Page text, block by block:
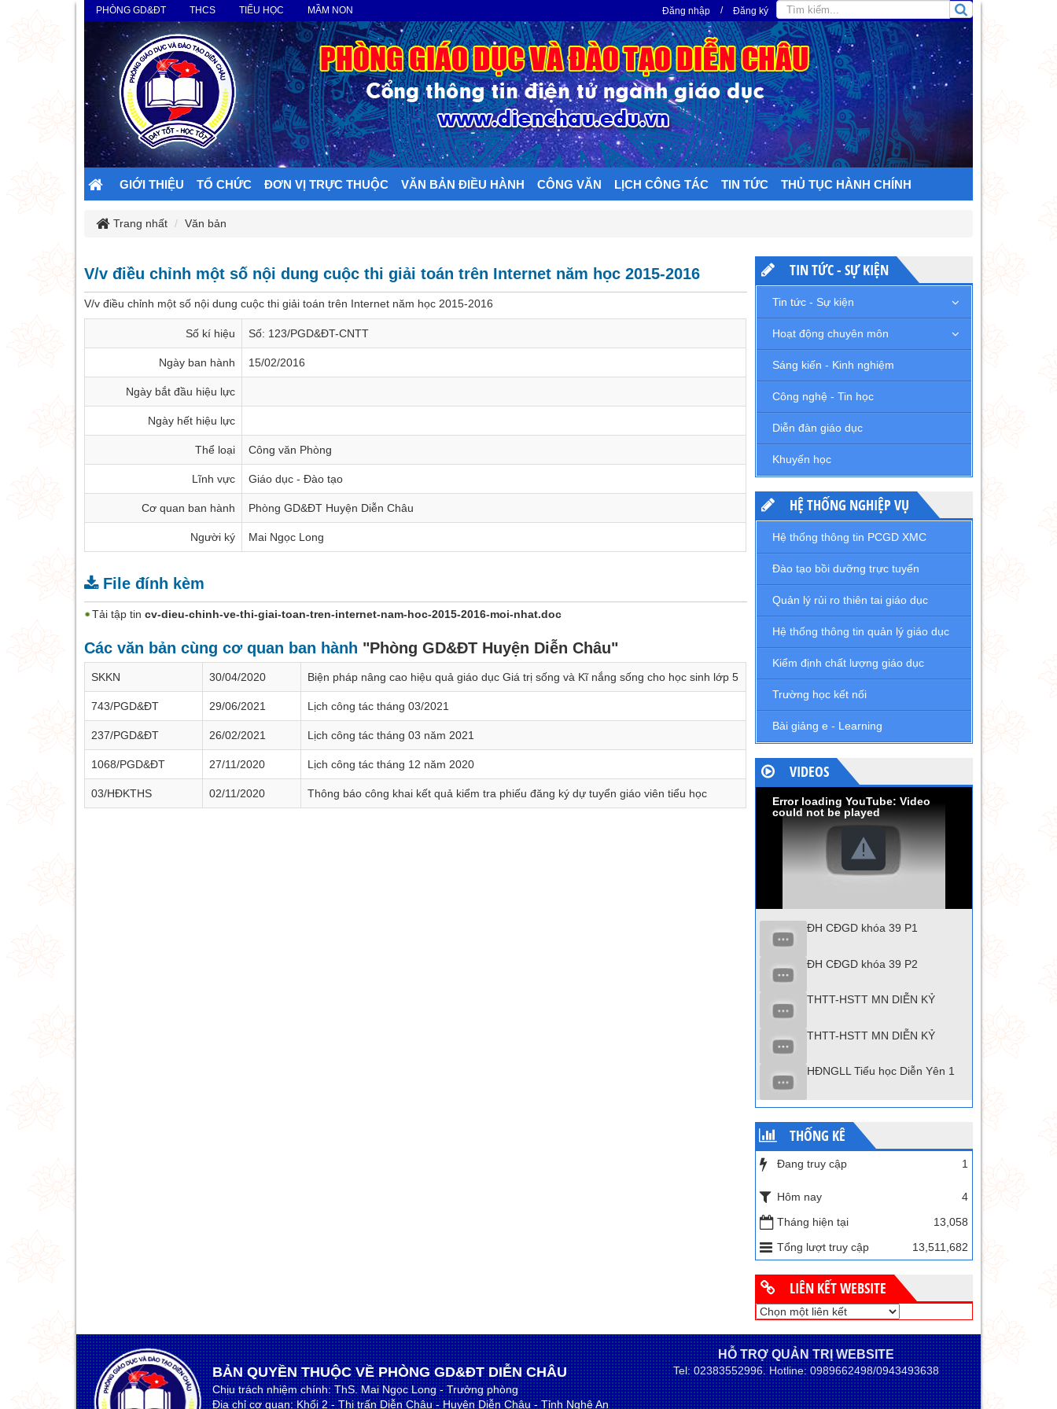
PHÒNG GD&ĐT THCS TIỂU HỌC MẦM NON Đăng nhập / Đăng ký
GIỚI THIỆU TỔ CHỨC ĐƠN VỊ TRỰC THUỘC VĂN BẢN ĐIỀU HÀNH CÔNG VĂN LỊCH CÔNG TÁC TIN TỨC THỦ TỤC HÀNH CHÍNH
Trang nhất Văn bản
V/v điều chỉnh một số nội dung cuộc thi giải toán trên Internet năm học 2015-2016
V/v điều chỉnh một số nội dung cuộc thi giải toán trên Internet năm học 2015-2016
Số kí hiệu Số: 123/PGD&ĐT-CNTT
Ngày ban hành 15/02/2016
Ngày bắt đầu hiệu lực
Ngày hết hiệu lực
Thể loại Công văn Phòng
Lĩnh vực Giáo dục - Đào tạo
Cơ quan ban hành Phòng GD&ĐT Huyện Diễn Châu
Người ký Mai Ngọc Long
File đính kèm
Tải tập tin cv-dieu-chinh-ve-thi-giai-toan-tren-internet-nam-hoc-2015-2016-moi-nhat.doc
Các văn bản cùng cơ quan ban hành "Phòng GD&ĐT Huyện Diễn Châu"
SKKN 30/04/2020 Biện pháp nâng cao hiệu quả giáo dục Giá trị sống và Kĩ nắng sống cho học sinh lớp 5
743/PGD&ĐT 29/06/2021 Lịch công tác tháng 03/2021
237/PGD&ĐT 26/02/2021 Lịch công tác tháng 03 năm 2021
1068/PGD&ĐT 27/11/2020 Lịch công tác tháng 12 năm 2020
03/HĐKTHS 02/11/2020 Thông báo công khai kết quả kiểm tra phiếu đăng ký dự tuyển giáo viên tiểu học
TIN TỨC - SỰ KIỆN
Tin tức - Sự kiện
Hoạt động chuyên môn
Sáng kiến - Kinh nghiệm
Công nghệ - Tin học
Diễn đàn giáo dục
Khuyến học
HỆ THỐNG NGHIỆP VỤ
Hệ thống thông tin PCGD XMC
Đào tạo bồi dưỡng trực tuyến
Quản lý rủi ro thiên tai giáo dục
Hệ thống thông tin quản lý giáo dục
Kiểm định chất lượng giáo dục
Trường học kết nối
Bài giảng e - Learning
VIDEOS
Error loading YouTube: Video
could not be played
ĐH CĐGD khóa 39 P1
ĐH CĐGD khóa 39 P2
THTT-HSTT MN DIỄN KỶ
THTT-HSTT MN DIỄN KỶ
HĐNGLL Tiểu học Diễn Yên 1
THỐNG KÊ
Đang truy cập 1
Hôm nay
4
Tháng hiện tại
13,058
Tổng lượt truy cập
13,511,682
LIÊN KẾT WEBSITE
BẢN QUYỀN THUỘC VỀ PHÒNG GD&ĐT DIỄN CHÂU
Chịu trách nhiệm chính: ThS. Mai Ngọc Long - Trưởng phòng
Địa chỉ cơ quan: Khối 2 - Thị trấn Diễn Châu - Huyện Diễn Châu - Tỉnh Nghệ An
HỖ TRỢ QUẢN TRỊ WEBSITE
Tel: 02383552996. Hotline: 0989662498/0943493638